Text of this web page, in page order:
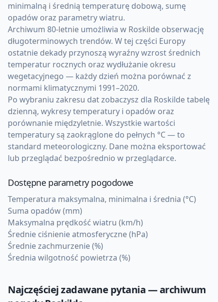
minimalną i średnią temperaturę dobową, sumę
opadów oraz parametry wiatru.
Archiwum 80-letnie umożliwia w Roskilde obserwację
długoterminowych trendów. W tej części Europy
ostatnie dekady przynoszą wyraźny wzrost średnich
temperatur rocznych oraz wydłużanie okresu
wegetacyjnego — każdy dzień można porównać z
normami klimatycznymi 1991–2020.
Po wybraniu zakresu dat zobaczysz dla Roskilde tabelę
dzienną, wykresy temperatury i opadów oraz
porównanie międzyletnie. Wszystkie wartości
temperatury są zaokrąglone do pełnych °C — to
standard meteorologiczny. Dane można eksportować
lub przeglądać bezpośrednio w przeglądarce.
Dostępne parametry pogodowe
Temperatura maksymalna, minimalna i średnia (°C)
Suma opadów (mm)
Maksymalna prędkość wiatru (km/h)
Średnie ciśnienie atmosferyczne (hPa)
Średnie zachmurzenie (%)
Średnia wilgotność powietrza (%)
Najczęściej zadawane pytania — archiwum